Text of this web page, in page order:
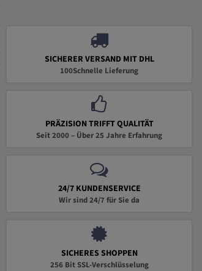
SICHERER VERSAND MIT DHL
100Schnelle Lieferung
PRÄZISION TRIFFT QUALITÄT
Seit 2000 – Über 25 Jahre Erfahrung
24/7 KUNDENSERVICE
Wir sind 24/7 für Sie da
SICHERES SHOPPEN
256 Bit SSL-Verschlüsselung